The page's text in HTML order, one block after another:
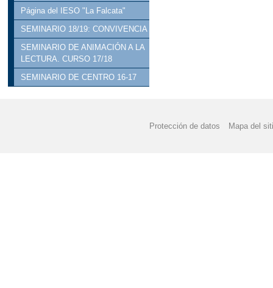
Página del IESO "La Falcata"
SEMINARIO 18/19: CONVIVENCIA
SEMINARIO DE ANIMACIÓN A LA
LECTURA. CURSO 17/18
SEMINARIO DE CENTRO 16-17
Protección de datos Mapa del